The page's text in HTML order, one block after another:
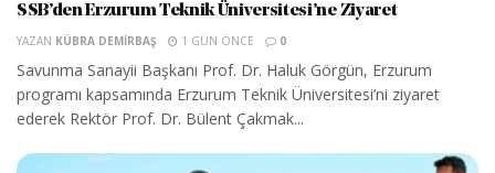
SSB’den Erzurum Teknik Üniversitesi’ne Ziyaret
YAZAN KÜBRA DEMIRBAŞ 1 GÜN ÖNCE 0
Savunma Sanayii Başkanı Prof. Dr. Haluk Görgün, Erzurum
programı kapsamında Erzurum Teknik Üniversitesi’ni ziyaret
ederek Rektör Prof. Dr. Bülent Çakmak...